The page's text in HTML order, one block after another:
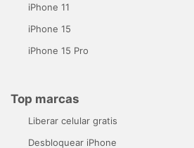
iPhone 11
iPhone 15
iPhone 15 Pro
Top marcas
Liberar celular gratis
Desbloquear iPhone